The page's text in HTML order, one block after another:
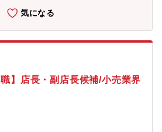
大切です。【研修・教育制度の充実】■
200回の教育セミナーや入社4年目以降の
リカのチェーンストアを視察する海外
担で実施しています。※※店舗の営業時
22：00までの店舗あり)※残業月20h
40h程度※残業代は全額支給
気になる
職】店長・副店長候補/小売業界